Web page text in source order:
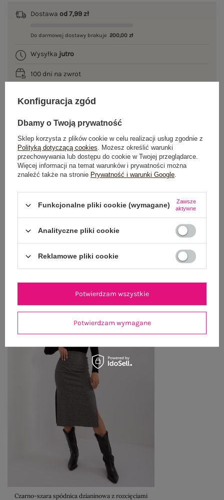
Dostawa od 7,99 zł
Do darmowej dostawy brakuje 200,00 zł
Wysyłka jutro
100 dni na zwrot
OPIS PRODUKTU
GŁÓWNE PARAMETRY
OPINIE O PRODUKCIE (2)
OSTATNIO OGLĄDANE
Zobacz wszystko
Czarno-szara spódnica dzianinowa z rozcięciami
Konfiguracja zgód
Dbamy o Twoją prywatność
Sklep korzysta z plików cookie w celu realizacji usług zgodnie z
Polityką dotyczącą cookies. Możesz określić warunki
przechowywania lub dostępu do cookie w Twojej przeglądarce.
Więcej informacji na temat warunków i prywatności można
znaleźć także na stronie Prywatność i warunki Google.
Funkcjonalne pliki cookie (wymagane)
Zawsze
aktywne
Analityczne pliki cookie
Reklamowe pliki cookie
Potwierdzam wymagane
Potwierdzam wszystkie